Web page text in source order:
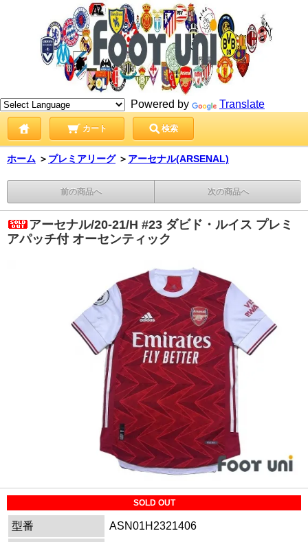
Powered by Translate
カート 検索
ホーム ＞ プレミアリーグ ＞ アーセナル(ARSENAL)
前の商品へ 次の商品へ
アーセナル/20-21/H #23 ダビド・ルイス プレミ
アパッチ付 オーセンティック
SOLD OUT
型番
ASN01H2321406